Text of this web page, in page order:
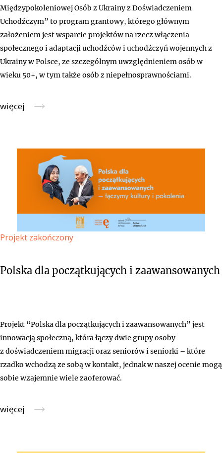
Międzypokoleniowej Osób z Ukrainy z Doświadczeniem
Uchodźczym” to program grantowy, którego głównym
założeniem jest wsparcie projektów na rzecz włączenia
społecznego i adaptacji uchodźców i uchodźczyń wojennych z
Ukrainy w Polsce, ze szczególnym uwzględnieniem osób w
wieku 50+, w tym także osób z niepełnosprawnościami.
więcej →
Projekt zakończony
Polska dla początkujących i zaawansowanych
Projekt “Polska dla początkujących i zaawansowanych” jest
innowacją społeczną, która łączy dwie grupy osoby
z doświadczeniem migracji oraz seniorów i seniorki – które
rzadko wchodzą ze sobą w kontakt, jednak w naszej ocenie mogą
sobie wzajemnie wiele zaoferować.
więcej →